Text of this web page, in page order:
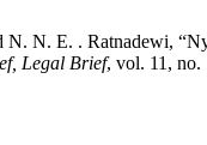
N. E. . Ratnadewi,
Legal Brief, vol. 11, no.